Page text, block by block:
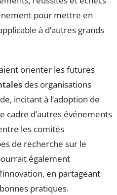
pour mettre en
à d’autres grands
orienter les futures
des organisations
incitant à l’adoption de
cadre d’autres événements
les comités
de recherche sur le
également
en partageant
pratiques.